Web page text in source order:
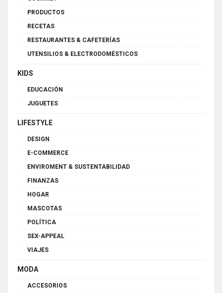
PRODUCTOS
RECETAS
RESTAURANTES & CAFETERÍAS
UTENSILIOS & ELECTRODOMÉSTICOS
KIDS
EDUCACIÓN
JUGUETES
LIFESTYLE
DESIGN
E-COMMERCE
ENVIROMENT & SUSTENTABILIDAD
FINANZAS
HOGAR
MASCOTAS
POLÍTICA
SEX-APPEAL
VIAJES
MODA
ACCESORIOS